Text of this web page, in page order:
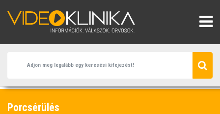
Porcsérülés